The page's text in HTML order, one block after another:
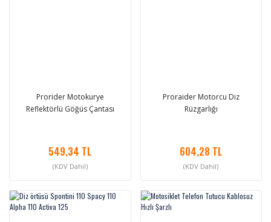
Prorider Motokurye
Reflektörlü Göğüs Çantası
549,34 TL
(KDV Dahil)
Proraider Motorcu Diz
Rüzgarlığı
604,28 TL
(KDV Dahil)